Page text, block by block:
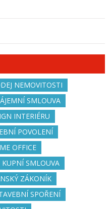
NEMOVITOSTI
SMLOUVA
INTERIÉRU
POVOLENÍ
OFFICE
KUPNÍ SMLOUVA
ZÁKONÍK
SPOŘENÍ